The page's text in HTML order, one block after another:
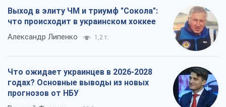
Выход в элиту ЧМ и триумф "Сокола":
что происходит в украинском хоккее
Александр Липенко 1,2 т.
Что ожидает украинцев в 2026-2028
годах? Основные выводы из новых
прогнозов от НБУ